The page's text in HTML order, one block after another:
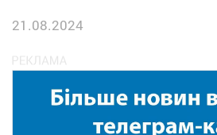
21.08.2024